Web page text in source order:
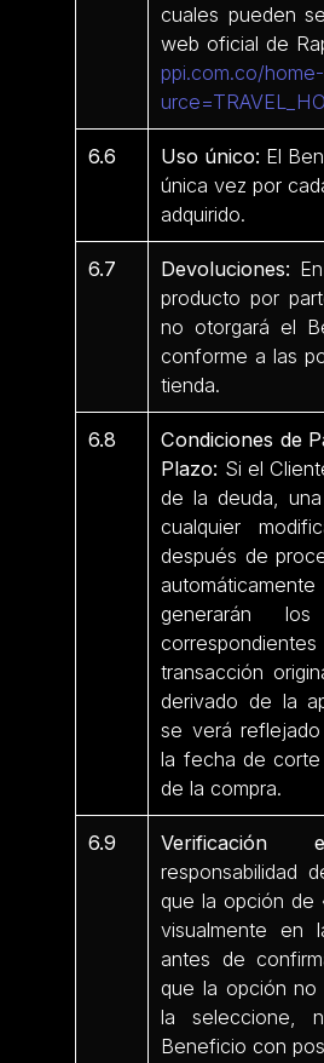
cuales pueden
web oficial de
ppi.com.co/
6.6 Uso único: El
única vez por
adquirido.
6.7 Devoluciones:
producto por
no otorgará el
conforme a las
tienda.
6.8
Condiciones de
Plazo: Si el
de la deuda,
cualquier
después de
generarán
transacción
derivado de la
se verá
la fecha de corte
de la compra.
6.9 Verificación
responsabilidad
que la opción de
visualmente en
antes de
que la opción
la seleccione,
Beneficio con